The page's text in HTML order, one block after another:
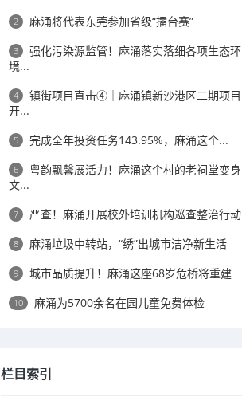
2 麻涌将代表东莞参加省级“擂台赛”
3
强化污染源监管！麻涌落实落细各项生态环
境...
4
镇街项目直击④｜麻涌镇新沙港区二期项目
开...
5 完成全年投资任务143.95%，麻涌这个...
6
粤韵飘馨展活力！麻涌这个村的老祠堂变身
文...
7 严查！麻涌开展校外培训机构巡查整治行动
8 麻涌垃圾中转站，“绣”出城市洁净新生活
9 城市品质提升！麻涌这座68岁危桥将重建
10 麻涌为5700余名在园儿童免费体检
栏目索引